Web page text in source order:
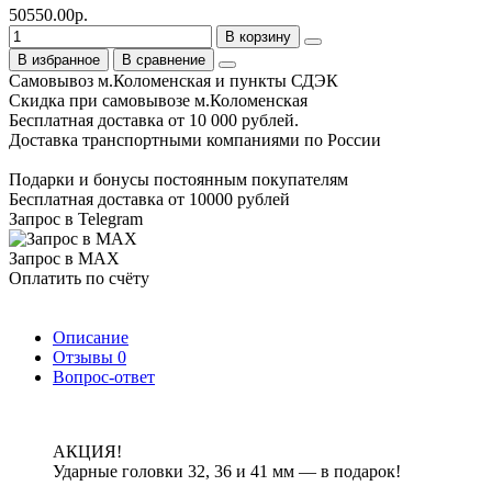
50550.00р.
В корзину
В избранное
В сравнение
Самовывоз м.Коломенская и пункты СДЭК
Скидка при самовывозе м.Коломенская
Бесплатная доставка от 10 000 рублей.
Доставка транспортными компаниями по России
Подарки и бонусы постоянным покупателям
Бесплатная доставка от 10000 рублей
Запрос в Telegram
Запрос в MAX
Оплатить по счёту
Описание
Отзывы 0
Вопрос-ответ
АКЦИЯ!
Ударные головки 32, 36 и 41 мм — в подарок!